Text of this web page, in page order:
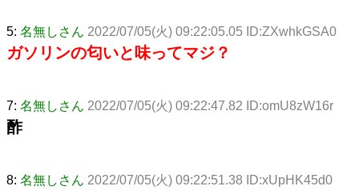
5: 名無しさん 2022/07/05(火) 09:22:05.05 ID:ZXwhkGSA0
ガソリンの匂いと味ってマジ？
7: 名無しさん 2022/07/05(火) 09:22:47.82 ID:omU8zW16r
酢
8: 名無しさん 2022/07/05(火) 09:22:51.38 ID:xUpHK45d0